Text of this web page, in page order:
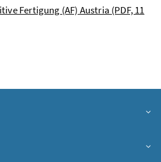
Fertigung (AF) Austria (PDF, 11